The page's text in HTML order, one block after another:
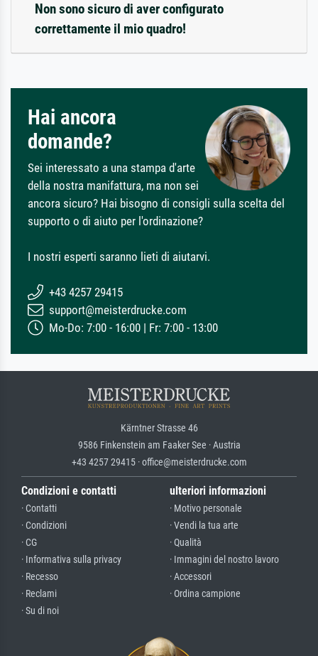
Non sono sicuro di aver configurato
correttamente il mio quadro!
Hai ancora
domande?
Sei interessato a una stampa d'arte
della nostra manifattura, ma non sei
ancora sicuro? Hai bisogno di consigli sulla scelta del
supporto o di aiuto per l'ordinazione?
I nostri esperti saranno lieti di aiutarvi.
+43 4257 29415
support@meisterdrucke.com
Mo-Do: 7:00 - 16:00 | Fr: 7:00 - 13:00
Kärntner Strasse 46
9586 Finkenstein am Faaker See · Austria
+43 4257 29415 · office@meisterdrucke.com
Condizioni e contatti
· Contatti
· Condizioni
· CG
· Informativa sulla privacy
· Recesso
· Reclami
· Su di noi
ulteriori informazioni
· Motivo personale
· Vendi la tua arte
· Qualità
· Immagini del nostro lavoro
· Accessori
· Ordina campione